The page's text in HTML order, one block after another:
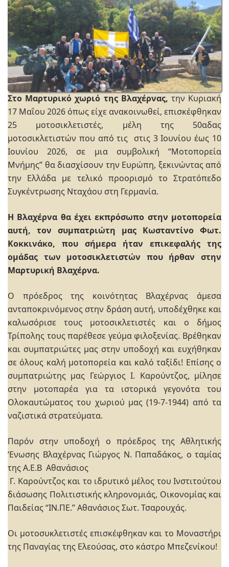
Στο Μαρτυρικό χωριό της Βλαχέρνας, την Κυριακή
17 Μαΐου 2026 όπως είχε ανακοινωθεί, επισκέφθηκαν
25 μοτοσικλετιστές, μέλη της 50αδας
μοτοσικλετιστών που από τις στις 3 Ιουνίου έως 10
Ιουνίου 2026, σε μια συμβολική “Μοτοπορεία
Μνήμης” θα διασχίσουν την Ευρώπη, ξεκινώντας από
την Ελλάδα με τελικό προορισμό το Στρατόπεδο
Συγκέντρωσης Νταχάου στη Γερμανία.
Η Βλαχέρνα θα έχει εκπρόσωπο στην μοτοπορεία
αυτή, τον συμπατριώτη μας Κωσταντίνο Φωτ.
Κοκκινάκο, που σήμερα ήταν επικεφαλής της
ομάδας των μοτοσικλετιστών που ήρθαν στην
Μαρτυρική Βλαχέρνα.
Ο πρόεδρος της κοινότητας Βλαχέρνας άμεσα
ανταποκρινόμενος στην δράση αυτή, υποδέχθηκε και
καλωσόρισε τους μοτοσικλετιστές και ο δήμος
Τρίπολης τους παρέθεσε γεύμα φιλοξενίας. Βρέθηκαν
και συμπατριώτες μας στην υποδοχή και ευχήθηκαν
σε όλους καλή μοτοπορεία και καλό ταξίδι! Επίσης ο
συμπατριώτης μας Γεώργιος Ι. Καρούντζος, μίλησε
στην μοτοπαρέα για τα ιστορικά γεγονότα του
Ολοκαυτώματος του χωριού μας (19-7-1944) από τα
ναζιστικά στρατεύματα.
Παρόν στην υποδοχή ο πρόεδρος της Αθλητικής
‘Ενωσης Βλαχέρνας Γιώργος Ν. Παπαδάκος, ο ταμίας
της Α.Ε.Β Αθανάσιος
Γ. Καρούντζος και το ιδρυτικό μέλος του Ινστιτούτου
διάσωσης Πολιτιστικής κληρονομιάς, Οικονομίας και
Παιδείας “ΙΝ.ΠΕ.” Αθανάσιος Σωτ. Τσαρουχάς.
Οι μοτοσυκλετιστές επισκέφθηκαν και το Μοναστήρι
της Παναγίας της Ελεούσας, στο κάστρο Μπεζενίκου!